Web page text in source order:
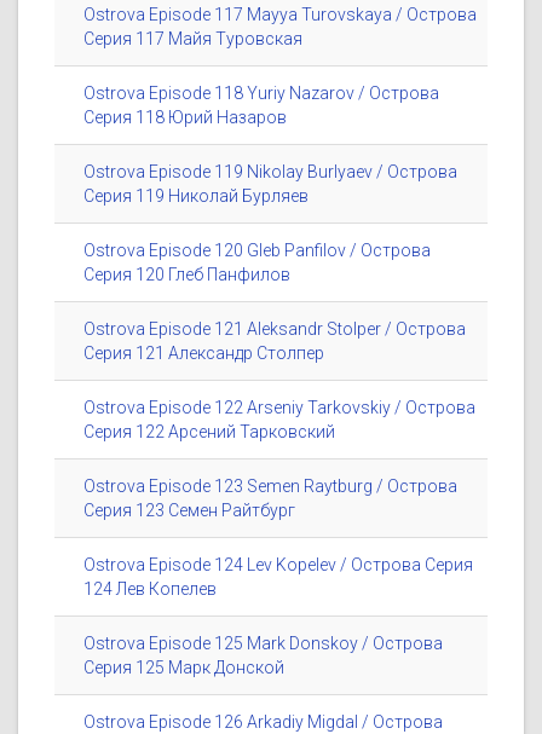
Ostrova Episode 117 Mayya Turovskaya / Острова
Серия 117 Майя Туровская
Ostrova Episode 118 Yuriy Nazarov / Острова
Серия 118 Юрий Назаров
Ostrova Episode 119 Nikolay Burlyaev / Острова
Серия 119 Николай Бурляев
Ostrova Episode 120 Gleb Panfilov / Острова
Серия 120 Глеб Панфилов
Ostrova Episode 121 Aleksandr Stolper / Острова
Серия 121 Александр Столпер
Ostrova Episode 122 Arseniy Tarkovskiy / Острова
Серия 122 Арсений Тарковский
Ostrova Episode 123 Semen Raytburg / Острова
Серия 123 Семен Райтбург
Ostrova Episode 124 Lev Kopelev / Острова Серия
124 Лев Копелев
Ostrova Episode 125 Mark Donskoy / Острова
Серия 125 Марк Донской
Ostrova Episode 126 Arkadiy Migdal / Острова